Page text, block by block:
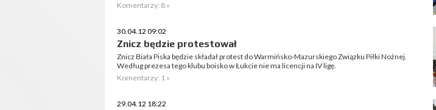
Komentarzy: 8 »
30.04.12 09:02
Znicz będzie protestował
Znicz Biała Piska będzie składał protest do Warmińsko-Mazurskiego Związku Piłki Nożnej.
Według prezesa tego klubu boisko w Łukcie nie ma licencji na IV ligę.
Komentarzy: 1 »
29.04.12 18:22